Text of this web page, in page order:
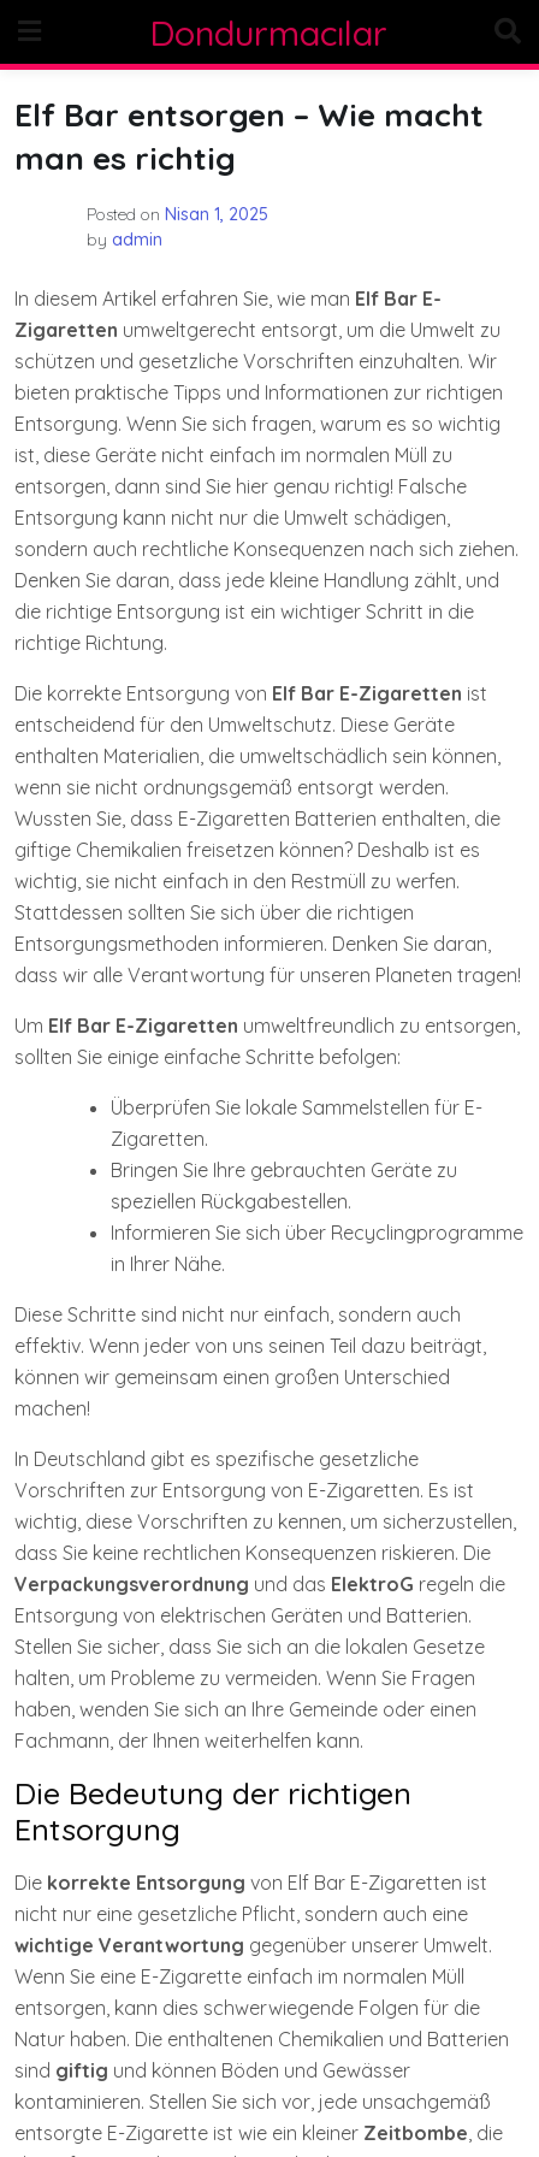
content
Dondurmacılar
Elf Bar entsorgen – Wie macht
man es richtig
Posted on Nisan 1, 2025
by admin
In diesem Artikel erfahren Sie, wie man Elf Bar E-
Zigaretten umweltgerecht entsorgt, um die Umwelt zu
schützen und gesetzliche Vorschriften einzuhalten. Wir
bieten praktische Tipps und Informationen zur richtigen
Entsorgung. Wenn Sie sich fragen, warum es so wichtig
ist, diese Geräte nicht einfach im normalen Müll zu
entsorgen, dann sind Sie hier genau richtig! Falsche
Entsorgung kann nicht nur die Umwelt schädigen,
sondern auch rechtliche Konsequenzen nach sich ziehen.
Denken Sie daran, dass jede kleine Handlung zählt, und
die richtige Entsorgung ist ein wichtiger Schritt in die
richtige Richtung.
Die korrekte Entsorgung von Elf Bar E-Zigaretten ist
entscheidend für den Umweltschutz. Diese Geräte
enthalten Materialien, die umweltschädlich sein können,
wenn sie nicht ordnungsgemäß entsorgt werden.
Wussten Sie, dass E-Zigaretten Batterien enthalten, die
giftige Chemikalien freisetzen können? Deshalb ist es
wichtig, sie nicht einfach in den Restmüll zu werfen.
Stattdessen sollten Sie sich über die richtigen
Entsorgungsmethoden informieren. Denken Sie daran,
dass wir alle Verantwortung für unseren Planeten tragen!
Um Elf Bar E-Zigaretten umweltfreundlich zu entsorgen,
sollten Sie einige einfache Schritte befolgen:
Überprüfen Sie lokale Sammelstellen für E-
Zigaretten.
Bringen Sie Ihre gebrauchten Geräte zu
speziellen Rückgabestellen.
Informieren Sie sich über Recyclingprogramme
in Ihrer Nähe.
Diese Schritte sind nicht nur einfach, sondern auch
effektiv. Wenn jeder von uns seinen Teil dazu beiträgt,
können wir gemeinsam einen großen Unterschied
machen!
In Deutschland gibt es spezifische gesetzliche
Vorschriften zur Entsorgung von E-Zigaretten. Es ist
wichtig, diese Vorschriften zu kennen, um sicherzustellen,
dass Sie keine rechtlichen Konsequenzen riskieren. Die
Verpackungsverordnung und das ElektroG regeln die
Entsorgung von elektrischen Geräten und Batterien.
Stellen Sie sicher, dass Sie sich an die lokalen Gesetze
halten, um Probleme zu vermeiden. Wenn Sie Fragen
haben, wenden Sie sich an Ihre Gemeinde oder einen
Fachmann, der Ihnen weiterhelfen kann.
Die Bedeutung der richtigen
Entsorgung
Die korrekte Entsorgung von Elf Bar E-Zigaretten ist
nicht nur eine gesetzliche Pflicht, sondern auch eine
wichtige Verantwortung gegenüber unserer Umwelt.
Wenn Sie eine E-Zigarette einfach im normalen Müll
entsorgen, kann dies schwerwiegende Folgen für die
Natur haben. Die enthaltenen Chemikalien und Batterien
sind giftig und können Böden und Gewässer
kontaminieren. Stellen Sie sich vor, jede unsachgemäß
entsorgte E-Zigarette ist wie ein kleiner Zeitbombe, die